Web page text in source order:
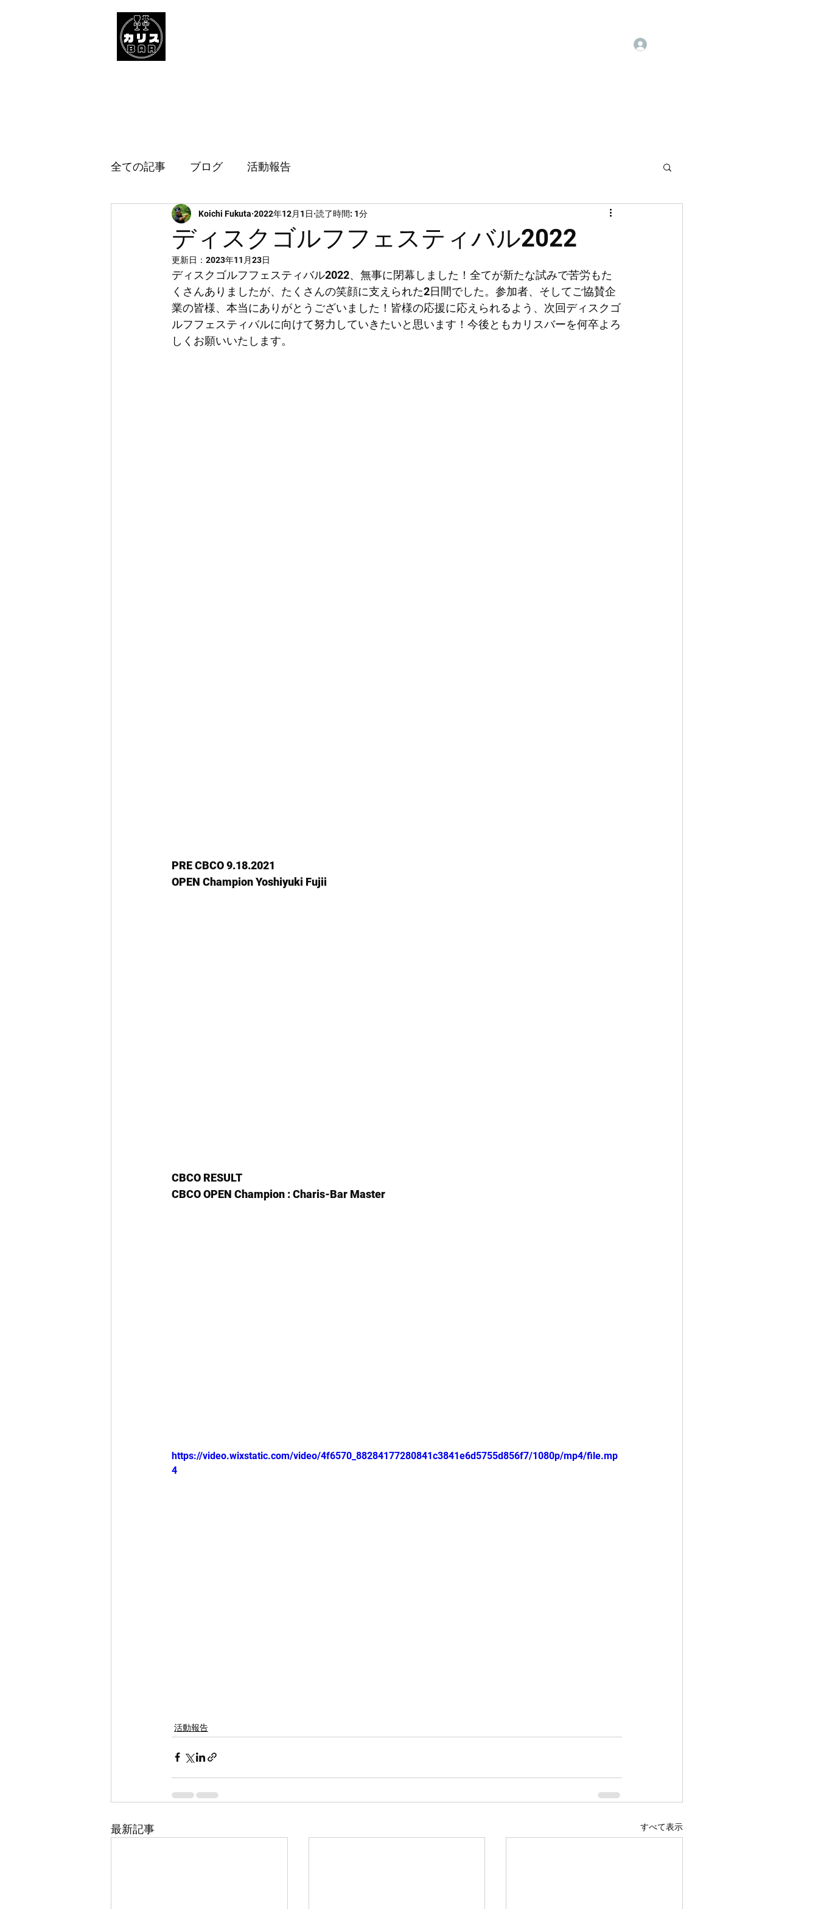
全ての記事 ブログ 活動報告
ディスクゴルフフェスティバル2022
Koichi Fukuta 2022年12月1日 読了時間: 1分
更新日： 2023年11月23日
ディスクゴルフフェスティバル2022、無事に閉幕しました！全てが新たな試みで苦労もた
くさんありましたが、たくさんの笑顔に支えられた2日間でした。参加者、そしてご協賛企
業の皆様、本当にありがとうございました！皆様の応援に応えられるよう、次回ディスクゴ
ルフフェスティバルに向けて努力していきたいと思います！今後ともカリスバーを何卒よろ
しくお願いいたします。
PRE CBCO 9.18.2021
OPEN Champion Yoshiyuki Fujii
CBCO RESULT
CBCO OPEN Champion : Charis-Bar Master
https://video.wixstatic.com/video/4f6570_88284177280841c3841e6d5755d856f7/1080p/mp4/file.mp
4
活動報告
最新記事 すべて表示